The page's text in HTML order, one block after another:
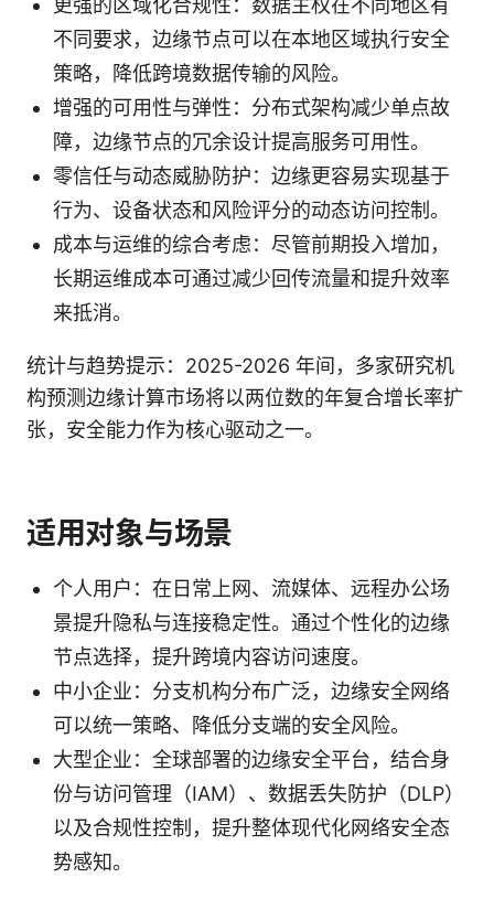
不同要求，边缘节点可以在本地区域执行安全
策略，降低跨境数据传输的风险。
增强的可用性与弹性：分布式架构减少单点故
障，边缘节点的冗余设计提高服务可用性。
零信任与动态威胁防护：边缘更容易实现基于
行为、设备状态和风险评分的动态访问控制。
成本与运维的综合考虑：尽管前期投入增加，
长期运维成本可通过减少回传流量和提升效率
来抵消。
统计与趋势提示：2025-2026 年间，多家研究机
构预测边缘计算市场将以两位数的年复合增长率扩
张，安全能力作为核心驱动之一。
适用对象与场景
个人用户：在日常上网、流媒体、远程办公场
景提升隐私与连接稳定性。通过个性化的边缘
节点选择，提升跨境内容访问速度。
中小企业：分支机构分布广泛，边缘安全网络
可以统一策略、降低分支端的安全风险。
大型企业：全球部署的边缘安全平台，结合身
份与访问管理（IAM）、数据丢失防护（DLP）
以及合规性控制，提升整体现代化网络安全态
势感知。